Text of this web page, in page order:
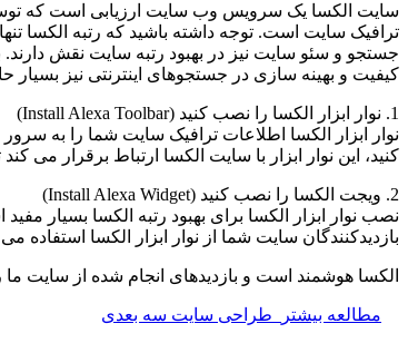
سایت الکسا یک سرویس وب سایت ارزیابی است که توسط
ترافیک سایت است. توجه داشته باشید که رتبه الکسا
جستجو و سئو سایت نیز در بهبود رتبه سایت نقش
کیفیت و بهینه سازی در جستجوهای اینترنتی نیز بسیار
1. نوار ابزار الکسا را نصب کنید (Install Alexa Toolbar)
نوار ابزار الکسا اطلاعات ترافیک سایت شما را به
کنید، این نوار ابزار با سایت الکسا ارتباط برقرار می کند تا اطلاعات سایتتان
2. ویجت الکسا را نصب کنید (Install Alexa Widget)
نصب نوار ابزار الکسا برای بهبود رتبه الکسا
بازدیدکنندگان سایت شما از نوار ابزار الکسا
الکسا هوشمند است و بازدیدهای انجام شده از سایت ما
مطالعه بیشتر طراحی سایت سه بعدی